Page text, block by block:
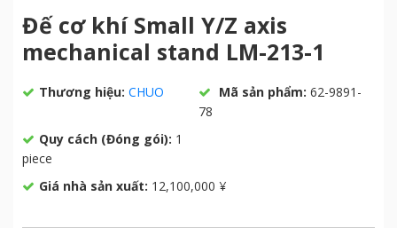
Đế cơ khí Small Y/Z axis
mechanical stand LM-213-1
Thương hiệu: CHUO Mã sản phẩm: 62-9891-
78
Quy cách (Đóng gói): 1
piece
Giá nhà sản xuất: 12,100,000 ¥